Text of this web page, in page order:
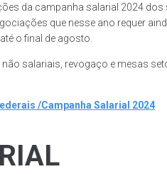
da campanha salarial 2024
que nesse ano requer
o final de agosto.
salariais, revogaço e mesas
/Campanha Salarial 2024